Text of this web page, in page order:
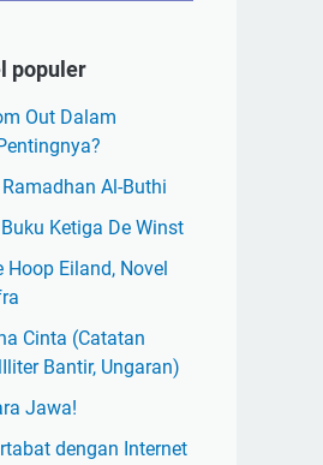
populer
Out Dalam
Al-Buthi
Ketiga De Winst
Hoop Eiland, Novel
Cinta (Catatan
Bantir, Ungaran)
Jawa!
dengan Internet